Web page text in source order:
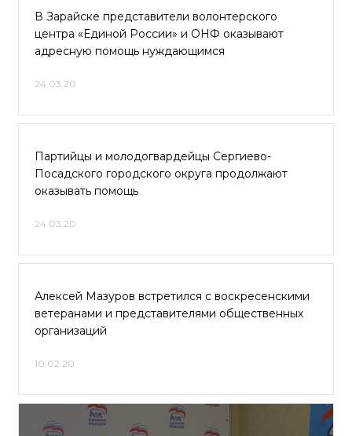
В Зарайске представители волонтерского
центра «Единой России» и ОНФ оказывают
адресную помощь нуждающимся
24.03.20
Партийцы и молодогвардейцы Сергиево-
Посадского городского округа продолжают
оказывать помощь
24.03.20
Алексей Мазуров встретился с воскресенскими
ветеранами и представителями общественных
организаций
10.02.20